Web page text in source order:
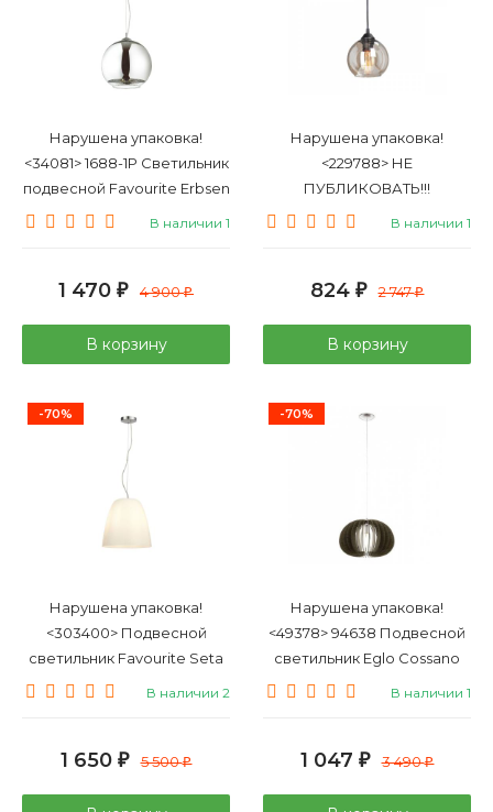
Нарушена упаковка!
<34081> 1688-1P Светильник
подвесной Favourite Erbsen
В наличии 1
1 470 ₽ 4 900₽
В корзину
Нарушена упаковка!
<229788> НЕ
ПУБЛИКОВАТЬ!!!
ЗАПРЕЩЕНЫ ПРОДАЖИ!
В наличии 1
824 ₽ 2 747₽
В корзину
-70%
Нарушена упаковка!
<303400> Подвесной
светильник Favourite Seta
2961-3P
В наличии 2
1 650 ₽ 5 500₽
-70%
Нарушена упаковка!
<49378> 94638 Подвесной
светильник Eglo Cossano
В наличии 1
1 047 ₽ 3 490₽